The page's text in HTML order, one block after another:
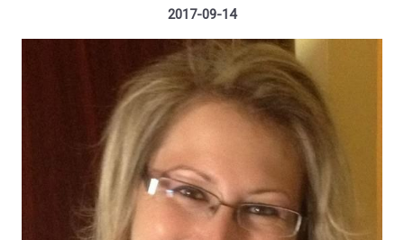
2017-09-14